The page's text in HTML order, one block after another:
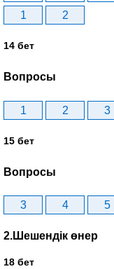
1
2
14 бет
Вопросы
1 2 3
15 бет
Вопросы
3 4 5
2.Шешендік өнер
18 бет